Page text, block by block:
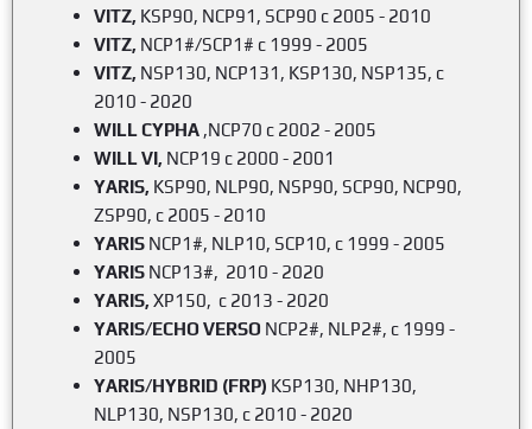
VITZ, KSP90, NCP91, SCP90 c 2005 - 2010
VITZ, NCP1#/SCP1# c 1999 - 2005
VITZ, NSP130, NCP131, KSP130, NSP135, c
2010 - 2020
WILLCYPHA ,NCP70 c 2002 - 2005
WILLVI, NCP19 c 2000 - 2001
YARIS, KSP90, NLP90, NSP90, SCP90, NCP90,
ZSP90, c 2005 - 2010
YARIS NCP1#, NLP10, SCP10, c 1999 - 2005
YARIS NCP13#, 2010 - 2020
YARIS, XP150, c 2013 - 2020
YARIS/ECHO VERSO NCP2#, NLP2#, c 1999 -
2005
YARIS/HYBRID (FRP) KSP130, NHP130,
NLP130, NSP130, c 2010 - 2020